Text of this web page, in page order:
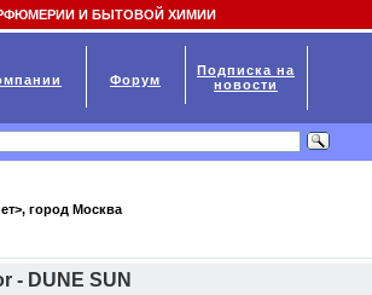
город Москва
- DUNE SUN
И БЫТОВОЙ ХИМИИ
Форум
Подписка на
новости